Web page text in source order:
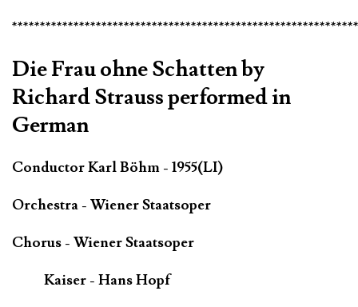
Die Frau ohne Schatten by
Richard Strauss performed in
German
Conductor Karl Böhm - 1955(LI)
Orchestra - Wiener Staatsoper
Chorus - Wiener Staatsoper
Kaiser - Hans Hopf